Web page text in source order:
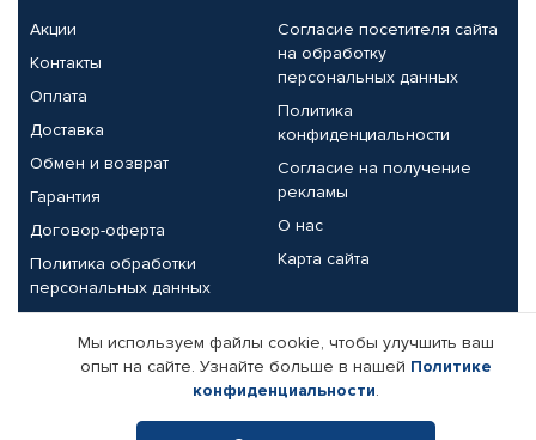
Акции
Контакты
Оплата
Доставка
Обмен и возврат
Гарантия
Договор-оферта
Политика обработки
персональных данных
Согласие посетителя сайта
на обработку
персональных данных
Политика
конфиденциальности
Согласие на получение
рекламы
О нас
Карта сайта
Партнерам
Корпоративным клиентам
Поставщикам
Реквизиты компании
Мы используем файлы cookie, чтобы улучшить ваш
опыт на сайте. Узнайте больше в нашей Политике
конфиденциальности.